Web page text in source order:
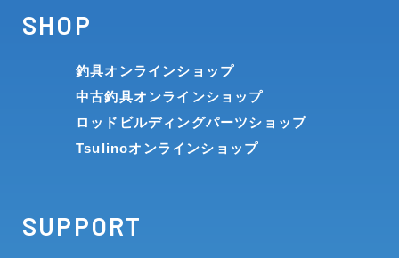
SHOP
釣具オンラインショップ
中古釣具オンラインショップ
ロッドビルディングパーツショップ
Tsulinoオンラインショップ
SUPPORT